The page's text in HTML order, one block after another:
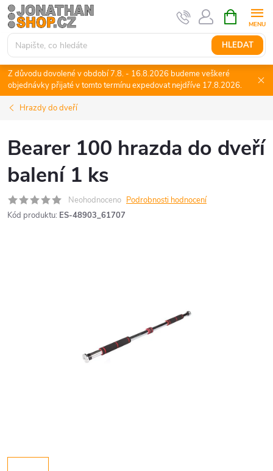
Přejít
na
obsah
HLEDAT
NÁKUPNÍ
KOŠÍK
Z důvodu dovolené v období 7.8. - 16.8.2026 budeme veškeré
objednávky přijaté v tomto termínu expedovat nejdříve 17.8.2026.
Hrazdy do dveří
Bearer 100 hrazda do dveří
balení 1 ks
Neohodnoceno Podrobnosti hodnocení
Kód produktu: ES-48903_61707